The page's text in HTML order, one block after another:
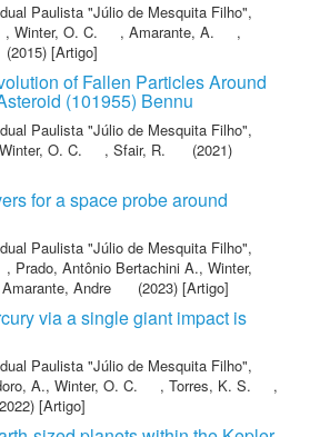
Paulista "Júlio de Mesquita Filho",
, Winter, O. C. , Amarante, A.
,
(2015) [Artigo]
of Fallen Particles Around
(101955) Bennu
Paulista "Júlio de Mesquita Filho",
Winter, O. C. , Sfair, R.
(2021)
for a space probe around
Paulista "Júlio de Mesquita Filho",
, Prado, Antônio Bertachini A., Winter,
Amarante, Andre (2023) [Artigo]
via a single giant impact is
Paulista "Júlio de Mesquita Filho",
A., Winter, O. C. , Torres, K. S.
,
[Artigo]